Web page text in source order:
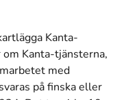
Kanta-
Kanta-tjänsterna,
med
på finska eller